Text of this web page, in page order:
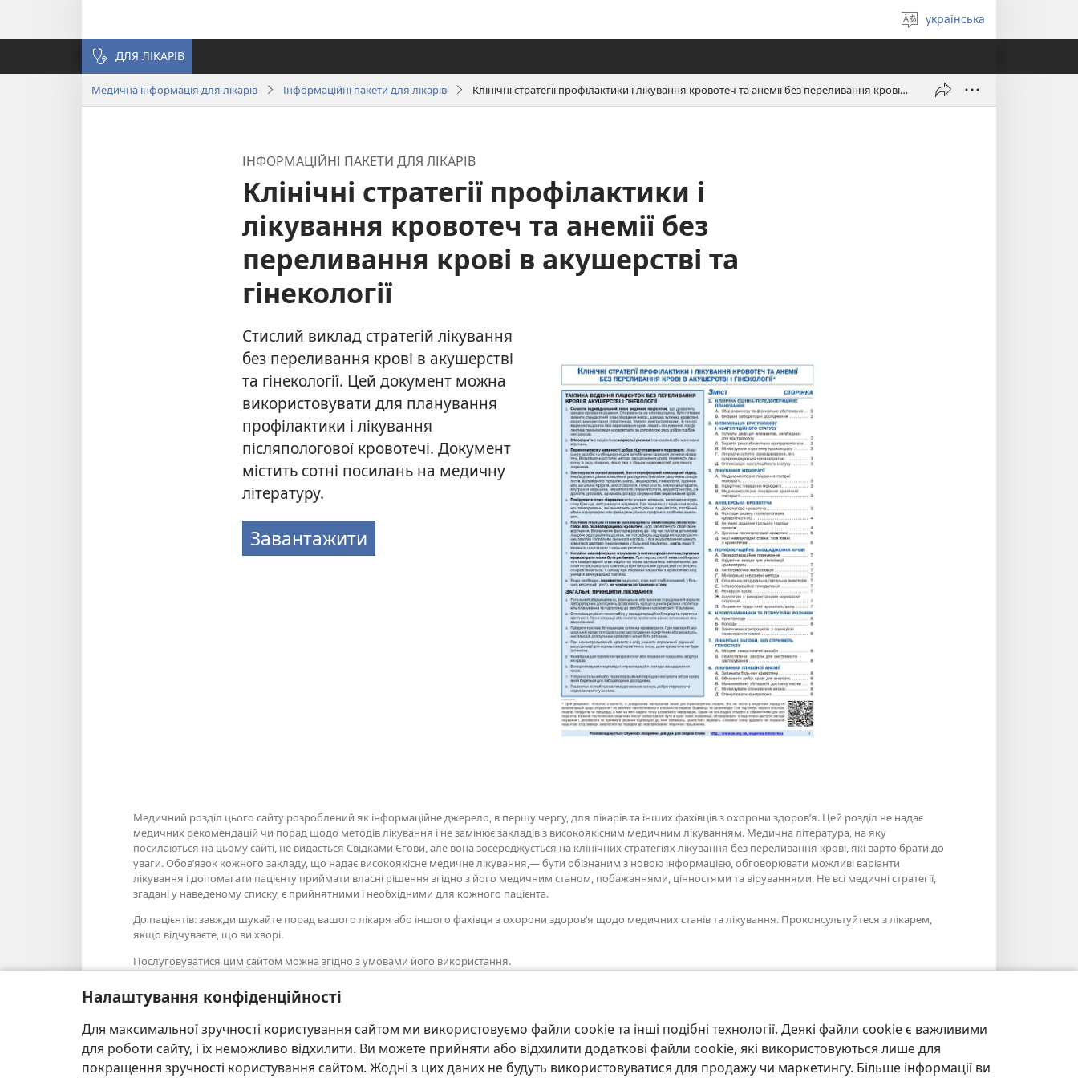
Налаштування конфіденційності
Для максимальної зручності користування сайтом ми використовуємо файли cookie та інші подібні технології. Деякі файли cookie є важливими
для роботи сайту, і їх неможливо відхилити. Ви можете прийняти або відхилити додаткові файли cookie, які використовуються лише для
покращення зручності користування сайтом. Жодні з цих даних не будуть використовуватися для продажу чи маркетингу. Більше інформації ви
Вибрати
мову
українська
ДЛЯ ЛІКАРІВ
Медична інформація для лікарів Інформаційні пакети для лікарів Клінічні стратегії профілактики і лікування кровотеч та анемії без переливання крові в акушерстві та гінекології
ІНФОРМАЦІЙНІ ПАКЕТИ ДЛЯ ЛІКАРІВ
Клінічні стратегії профілактики і
лікування кровотеч та анемії без
переливання крові в акушерстві та
гінекології
Стислий виклад стратегій лікування
без переливання крові в акушерстві
та гінекології. Цей документ можна
використовувати для планування
профілактики і лікування
післяпологової кровотечі. Документ
містить сотні посилань на медичну
літературу.
Завантажити
Медичний розділ цього сайту розроблений як інформаційне джерело, в першу чергу, для лікарів та інших фахівців з охорони здоров’я. Цей розділ не надає
медичних рекомендацій чи порад щодо методів лікування і не замінює закладів з високоякісним медичним лікуванням. Медична література, на яку
посилаються на цьому сайті, не видається Свідками Єгови, але вона зосереджується на клінічних стратегіях лікування без переливання крові, які варто брати до
уваги. Обов’язок кожного закладу, що надає високоякісне медичне лікування,— бути обізнаним з новою інформацією, обговорювати можливі варіанти
лікування і допомагати пацієнту приймати власні рішення згідно з його медичним станом, побажаннями, цінностями та віруваннями. Не всі медичні стратегії,
згадані у наведеному списку, є прийнятними і необхідними для кожного пацієнта.
До пацієнтів: завжди шукайте порад вашого лікаря або іншого фахівця з охорони здоров’я щодо медичних станів та лікування. Проконсультуйтеся з лікарем,
якщо відчуваєте, що ви хворі.
Послуговуватися цим сайтом можна згідно з умовами його використання.
Налаштування зовнішнього вигляду